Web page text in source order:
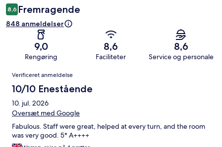
8,6 Fremragende
848 anmeldelser
9,0
Rengøring
8,6
Faciliteter
8,6
Service og personale
Anmeldelser
Verificeret anmeldelse
10/10 Enestående
10. jul. 2026
Oversæt med Google
Fabulous. Staff were great, helped at every turn, and the room
was very good. 5* A++++